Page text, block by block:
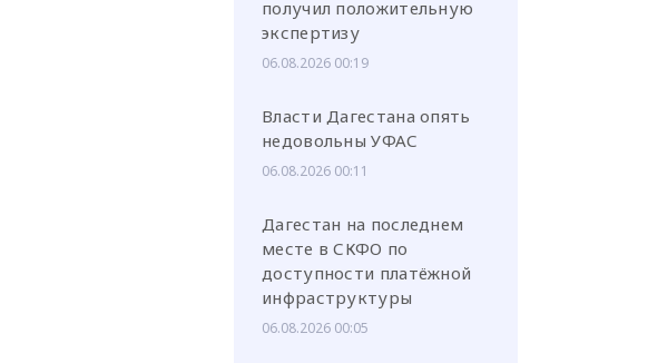
получил положительную
экспертизу
06.08.2026 00:19
Власти Дагестана опять
недовольны УФАС
06.08.2026 00:11
Дагестан на последнем
месте в СКФО по
доступности платёжной
инфраструктуры
06.08.2026 00:05